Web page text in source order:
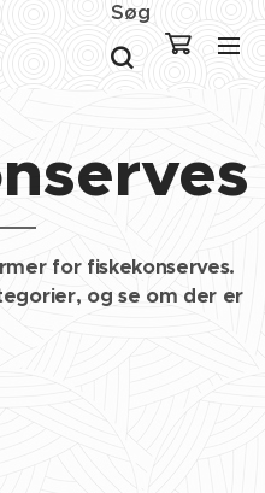
Søg
for fiskekonserves.
og se om der er